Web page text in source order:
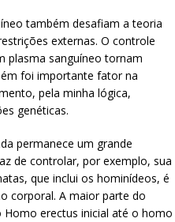
também desafiam a teoria
externas. O controle
plasma sanguíneo tornam
foi importante fator na
pela minha lógica,
genéticas.
permanece um grande
de controlar, por exemplo, sua
que inclui os hominídeos, é
corporal. A maior parte do
erectus inicial até o homo